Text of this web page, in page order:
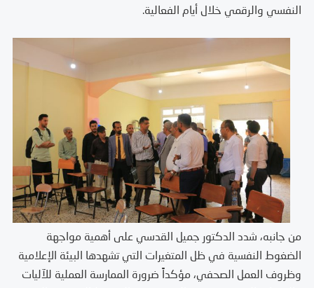
النفسي والرقمي خلال أيام الفعالية.
من جانبه، شدد الدكتور جميل القدسي على أهمية مواجهة
الضغوط النفسية في ظل المتغيرات التي تشهدها البيئة الإعلامية
وظروف العمل الصحفي، مؤكداً ضرورة الممارسة العملية للآليات